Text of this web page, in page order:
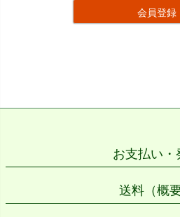
会員登録
お支払い・
送料（概要